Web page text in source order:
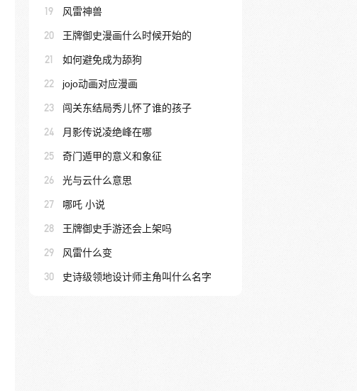
19 风雷神兽
20 王牌御史漫画什么时候开始的
21 如何避免成为舔狗
22 jojo动画对应漫画
23 闯关东结局秀儿怀了谁的孩子
24 月影传说凌绝峰在哪
25 奇门遁甲的意义和象征
26 光与云什么意思
27 哪吒 小说
28 王牌御史手游还会上架吗
29 风雷什么变
30 史诗级领地设计师主角叫什么名字